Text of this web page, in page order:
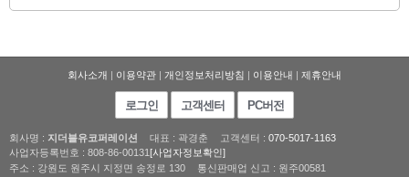
회사소개 | 이용약관 | 개인정보처리방침 | 이용안내 | 제휴안내
로그인 고객센터 PC버전
회사명 : 지더블유코퍼레이션 대표 : 곽경춘 고객센터 : 070-5017-1163
사업자등록번호 : 808-86-00131[사업자정보확인]
주소 : 강원도 원주시 지정면 송정로 130
통신판매업 신고 : 원주00581